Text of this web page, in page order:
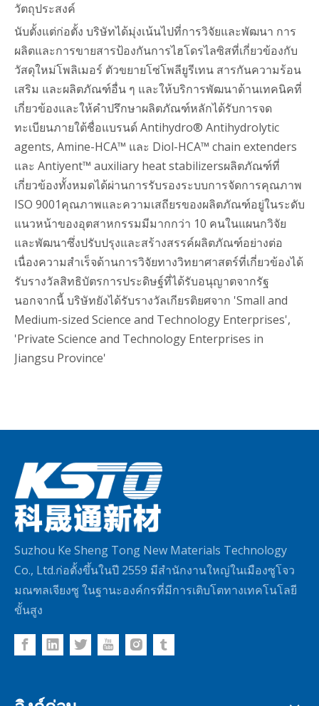
วัตถุประสงค์
นับตั้งแต่ก่อตั้ง บริษัทได้มุ่งเน้นไปที่การวิจัยและพัฒนา การ
ผลิตและการขายสารป้องกันการไฮโดรไลซิสที่เกี่ยวข้องกับ
วัสดุใหม่โพลิเมอร์ ตัวขยายโซ่โพลียูรีเทน สารกันความร้อน
เสริม และผลิตภัณฑ์อื่น ๆ และให้บริการพัฒนาด้านเทคนิคที่
เกี่ยวข้องและให้คำปรึกษาผลิตภัณฑ์หลักได้รับการจด
ทะเบียนภายใต้ชื่อแบรนด์ Antihydro® Antihydrolytic
agents, Amine-HCA™ และ Diol-HCA™ chain extenders
และ Antiyent™ auxiliary heat stabilizersผลิตภัณฑ์ที่
เกี่ยวข้องทั้งหมดได้ผ่านการรับรองระบบการจัดการคุณภาพ
ISO 9001คุณภาพและความเสถียรของผลิตภัณฑ์อยู่ในระดับ
แนวหน้าของอุตสาหกรรมมีมากกว่า 10 คนในแผนกวิจัย
และพัฒนาซึ่งปรับปรุงและสร้างสรรค์ผลิตภัณฑ์อย่างต่อ
เนื่องความสำเร็จด้านการวิจัยทางวิทยาศาสตร์ที่เกี่ยวข้องได้
รับรางวัลสิทธิบัตรการประดิษฐ์ที่ได้รับอนุญาตจากรัฐ
นอกจากนี้ บริษัทยังได้รับรางวัลเกียรติยศจาก 'Small and
Medium-sized Science and Technology Enterprises',
'Private Science and Technology Enterprises in
Jiangsu Province'
Suzhou Ke Sheng Tong New Materials Technology
Co., Ltd.ก่อตั้งขึ้นในปี 2559 มีสำนักงานใหญ่ในเมืองซูโจว
มณฑลเจียงซู ในฐานะองค์กรที่มีการเติบโตทางเทคโนโลยี
ขั้นสูง